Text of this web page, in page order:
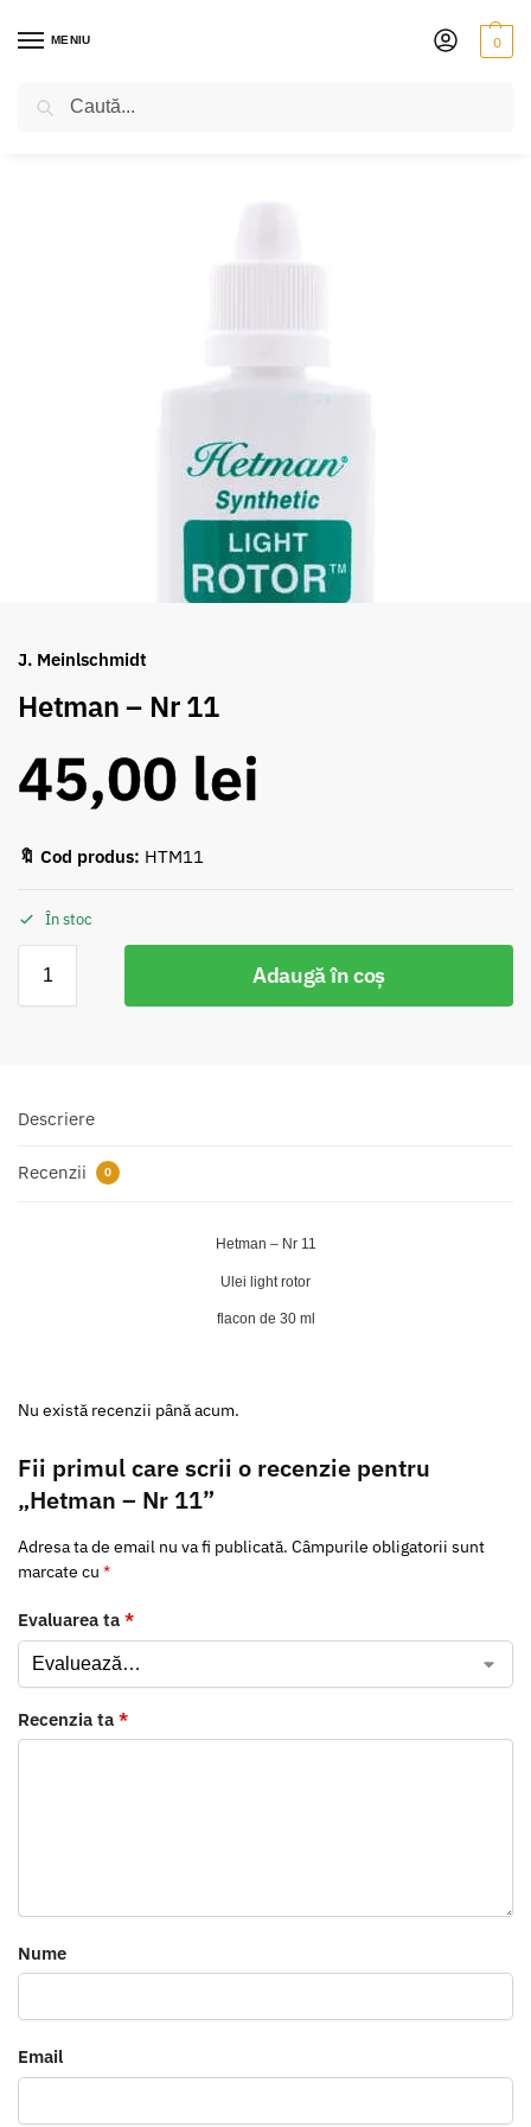
MENIU 0
J. Meinlschmidt
Hetman – Nr 11
45,00 lei
🔖 Cod produs: HTM11
În stoc
Adaugă în coș
Descriere
Recenzii 0
Hetman – Nr 11
Ulei light rotor
flacon de 30 ml
Nu există recenzii până acum.
Fii primul care scrii o recenzie pentru
„Hetman – Nr 11”
Adresa ta de email nu va fi publicată. Câmpurile obligatorii sunt
marcate cu *
Evaluarea ta *
Recenzia ta *
Nume
Email